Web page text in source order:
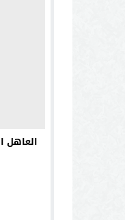
العاهل